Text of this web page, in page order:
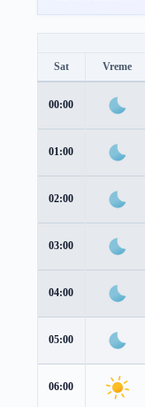
Sat Vreme
00:00
01:00
02:00
03:00
04:00
05:00
06:00